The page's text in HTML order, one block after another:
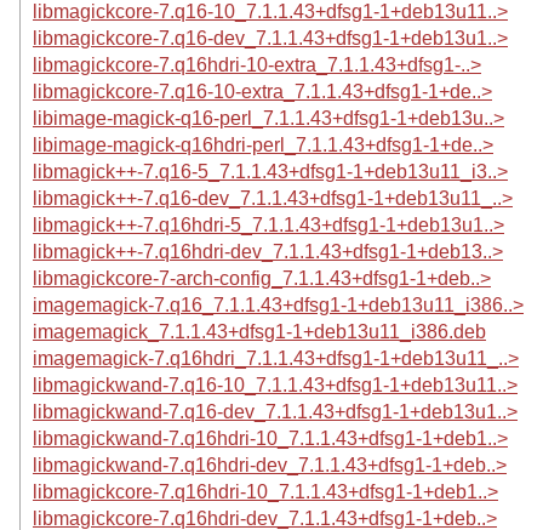
libmagickcore-7.q16-10_7.1.1.43+dfsg1-1+deb13u11..>
libmagickcore-7.q16-dev_7.1.1.43+dfsg1-1+deb13u1..>
libmagickcore-7.q16hdri-10-extra_7.1.1.43+dfsg1-..>
libmagickcore-7.q16-10-extra_7.1.1.43+dfsg1-1+de..>
libimage-magick-q16-perl_7.1.1.43+dfsg1-1+deb13u..>
libimage-magick-q16hdri-perl_7.1.1.43+dfsg1-1+de..>
libmagick++-7.q16-5_7.1.1.43+dfsg1-1+deb13u11_i3..>
libmagick++-7.q16-dev_7.1.1.43+dfsg1-1+deb13u11_..>
libmagick++-7.q16hdri-5_7.1.1.43+dfsg1-1+deb13u1..>
libmagick++-7.q16hdri-dev_7.1.1.43+dfsg1-1+deb13..>
libmagickcore-7-arch-config_7.1.1.43+dfsg1-1+deb..>
imagemagick-7.q16_7.1.1.43+dfsg1-1+deb13u11_i386..>
imagemagick_7.1.1.43+dfsg1-1+deb13u11_i386.deb
imagemagick-7.q16hdri_7.1.1.43+dfsg1-1+deb13u11_..>
libmagickwand-7.q16-10_7.1.1.43+dfsg1-1+deb13u11..>
libmagickwand-7.q16-dev_7.1.1.43+dfsg1-1+deb13u1..>
libmagickwand-7.q16hdri-10_7.1.1.43+dfsg1-1+deb1..>
libmagickwand-7.q16hdri-dev_7.1.1.43+dfsg1-1+deb..>
libmagickcore-7.q16hdri-10_7.1.1.43+dfsg1-1+deb1..>
libmagickcore-7.q16hdri-dev_7.1.1.43+dfsg1-1+deb..>